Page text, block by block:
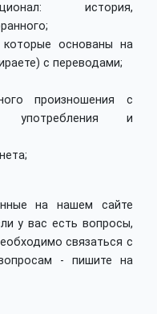
история,
основаны на
с переводами;
произношения с
употребления и
на нашем сайте
у вас есть вопросы,
связаться с
- пишите на